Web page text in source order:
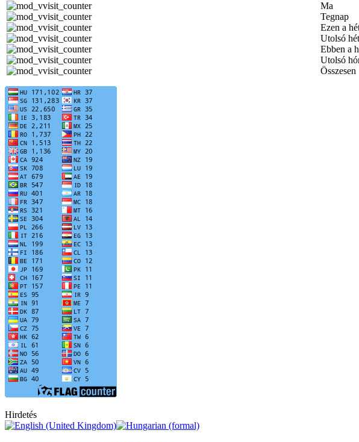
Ma
Tegnap
Ezen a
Utolsó
Ebben a
Utolsó
Összesen
Hirdetés